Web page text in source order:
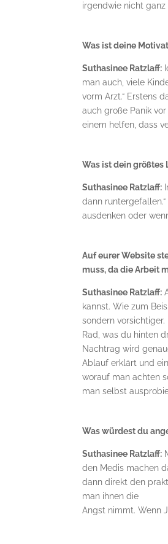
irgendwie nicht ganz
Was ist deine
Suthasinee Ratzlaff:
man auch, viele
vorm Arzt.“ Erstens
auch große Panik
einem helfen, dass
Was ist dein größtes
Suthasinee Ratzlaff:
dann
ausdenken oder
Auf eurer Website
muss, da die Arbeit
Suthasinee Ratzlaff:
kannst. Wie zum
sondern
Rad, was du hinten
Nachtrag wird
Ablauf erklärt und
worauf man achten
man selbst
Was würdest du
Suthasinee Ratzlaff:
den Medis machen
dann direkt den
man ihnen die
Angst nimmt. Wenn